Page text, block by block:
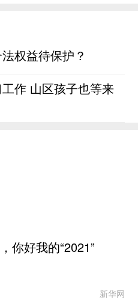
权益待保护？
作 山区孩子也等来
你好我的“2021”
新华网